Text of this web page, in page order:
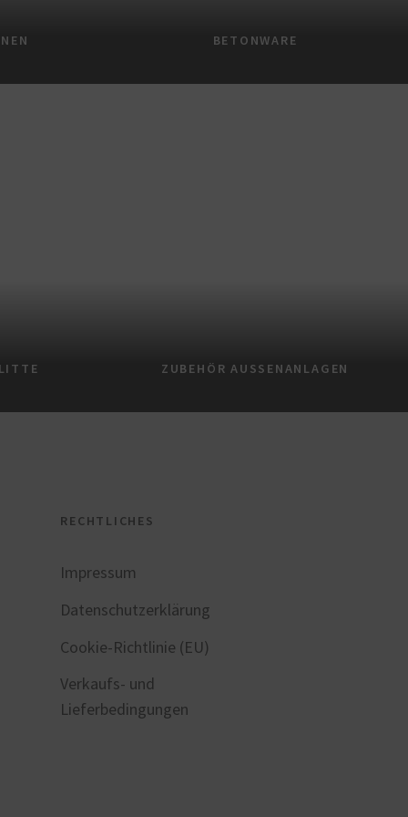
BETONWARE
ZUBEHÖR AUSSENANLAGEN
RECHTLICHES
Impressum
Datenschutzerklärung
Cookie-Richtlinie (EU)
Verkaufs- und
Lieferbedingungen